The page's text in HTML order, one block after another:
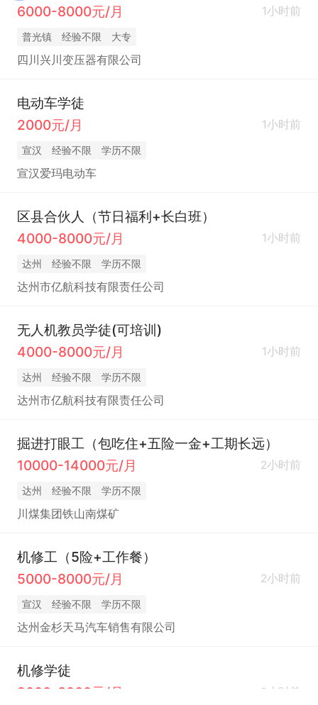
6000-8000元/月
1小时前
普光镇 经验不限 大专
四川兴川变压器有限公司
电动车学徒
2000元/月
1小时前
宣汉 经验不限 学历不限
宣汉爱玛电动车
区县合伙人（节日福利+长白班）
4000-8000元/月
1小时前
达州 经验不限 学历不限
达州市亿航科技有限责任公司
无人机教员学徒(可培训)
4000-8000元/月
1小时前
达州 经验不限 学历不限
达州市亿航科技有限责任公司
掘进打眼工（包吃住+五险一金+工期长远）
10000-14000元/月
2小时前
达州 经验不限 学历不限
川煤集团铁山南煤矿
机修工（5险+工作餐）
5000-8000元/月
2小时前
宣汉 经验不限 学历不限
达州金杉天马汽车销售有限公司
机修学徒
2000-3000元/月
2小时前